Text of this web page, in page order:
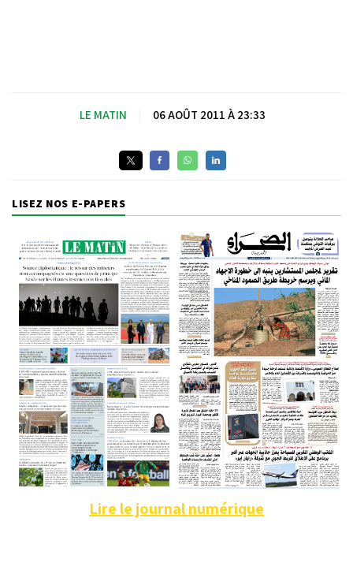
LE MATIN 06 AOÛT 2011 À 23:33
LISEZ NOS E-PAPERS
Lire le journal numérique